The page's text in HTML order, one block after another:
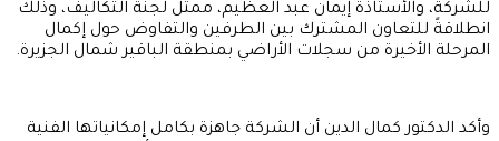
للشركة، والأستاذة إيمان عبد العظيم، ممثل لجنة التكاليف، وذلك
انطلاقةً للتعاون المشترك بين الطرفين والتفاوض حول إكمال
المرحلة الأخيرة من سجلات الأراضي بمنطقة الباقير شمال الجزيرة.
وأكد الدكتور كمال الدين أن الشركة جاهزة بكامل إمكانياتها الفنية